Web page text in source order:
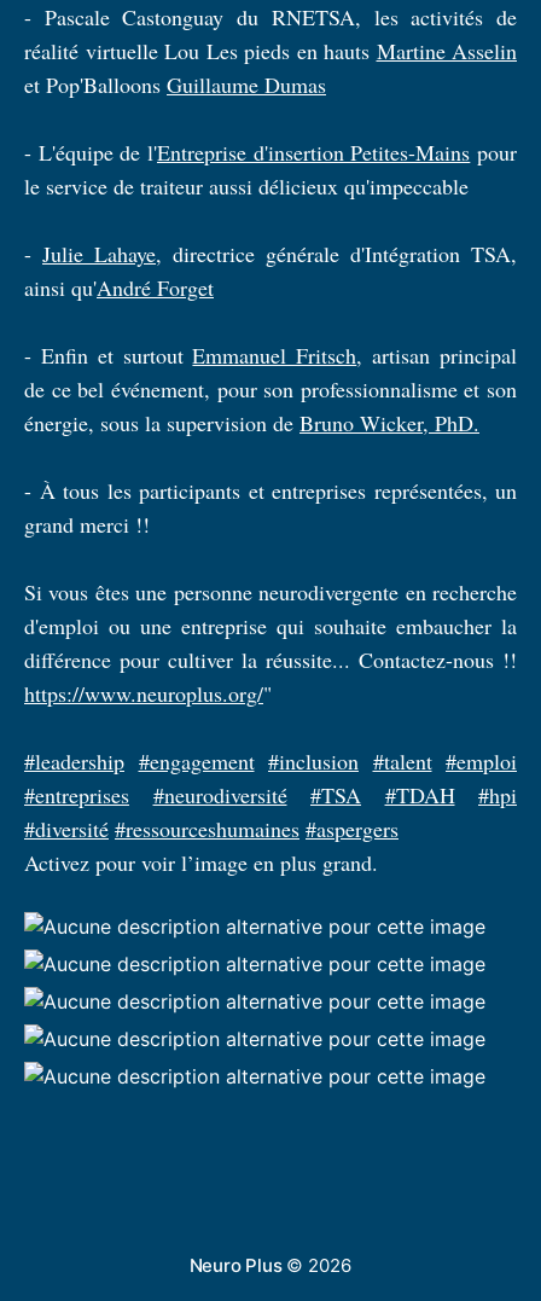
- Pascale Castonguay du RNETSA, les activités de
réalité virtuelle Lou Les pieds en hauts Martine Asselin
et Pop'Balloons Guillaume Dumas
- L'équipe de l'Entreprise d'insertion Petites-Mains pour
le service de traiteur aussi délicieux qu'impeccable
- Julie Lahaye, directrice générale d'Intégration TSA,
ainsi qu'André Forget
- Enfin et surtoutEmmanuel Fritsch, artisan principal
de ce bel événement, pour son professionnalisme et son
énergie, sous la supervision de Bruno Wicker, PhD.
- À tous les participants et entreprises représentées, un
grand merci !!
Si vous êtes une personne neurodivergente en recherche
d'emploi ou une entreprise qui souhaite embaucher la
différence pour cultiver la réussite... Contactez-nous !!
https://www.neuroplus.org/"
#leadership #engagement #inclusion #talent #emploi
#entreprises
#neurodiversité #TSA #TDAH
#hpi
#diversité #ressourceshumaines #aspergers
Activez pour voir l’image en plus grand.
Neuro Plus© 2026